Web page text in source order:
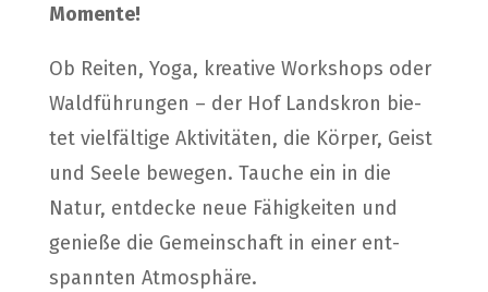
Momen­te!
Ob Rei­ten, Yoga, krea­ti­ve Work­shops oder
Wald­füh­run­gen – der Hof Lands­kron bie­
tet viel­fäl­ti­ge Akti­vi­tä­ten, die Kör­per, Geist
und See­le bewe­gen. Tau­che ein in die
Natur, ent­de­cke neue Fähig­kei­ten und
genie­ße die Gemein­schaft in einer ent­
spann­ten Atmo­sphä­re.